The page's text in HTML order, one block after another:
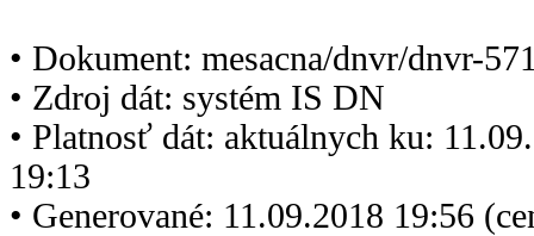
• Dokument: mesacna/dnvr/dnvr-
• Zdroj dát: systém IS DN
• Platnosť dát: aktuálnych ku:
19:13
• Generované: 11.09.2018 19:56